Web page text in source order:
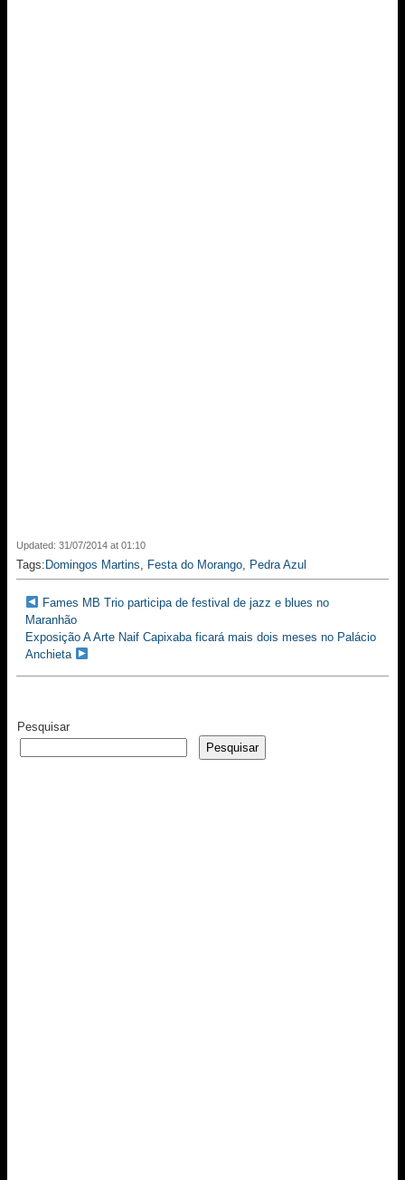
Updated: 31/07/2014 at 01:10
Tags: Domingos Martins, Festa do Morango, Pedra Azul
Fames MB Trio participa de festival de jazz e blues no
Maranhão
Exposição A Arte Naif Capixaba ficará mais dois meses no Palácio
Anchieta
Pesquisar
Pesquisar